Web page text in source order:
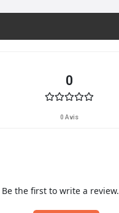
0
0 Avis
Be the first to write a review.